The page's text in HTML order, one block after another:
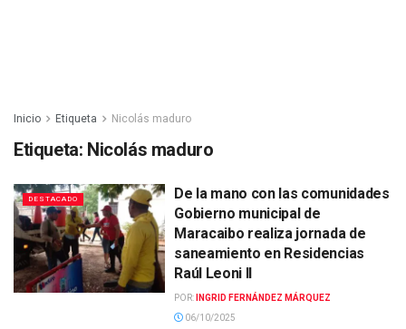
Inicio Etiqueta Nicolás maduro
Etiqueta: Nicolás maduro
DESTACADO
De la mano con las comunidades
Gobierno municipal de
Maracaibo realiza jornada de
saneamiento en Residencias
Raúl Leoni II
POR:
INGRID FERNÁNDEZ MÁRQUEZ
06/10/2025